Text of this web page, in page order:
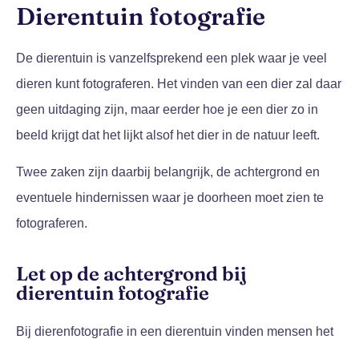
Dierentuin fotografie
De dierentuin is vanzelfsprekend een plek waar je veel
dieren kunt fotograferen. Het vinden van een dier zal daar
geen uitdaging zijn, maar eerder hoe je een dier zo in
beeld krijgt dat het lijkt alsof het dier in de natuur leeft.
Twee zaken zijn daarbij belangrijk, de achtergrond en
eventuele hindernissen waar je doorheen moet zien te
fotograferen.
Let op de achtergrond bij
dierentuin fotografie
Bij dierenfotografie in een dierentuin vinden mensen het